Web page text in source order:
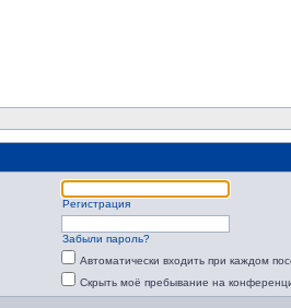
Регистрация
Забыли пароль?
Автоматически входить при каждом
Скрыть моё пребывание на